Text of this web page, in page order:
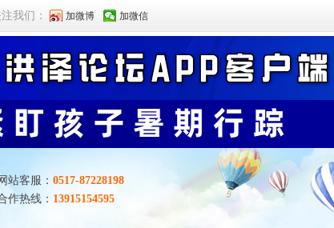
我们： 加微博 加微信
站客服： 0517-87228198
作热线： 13915154595